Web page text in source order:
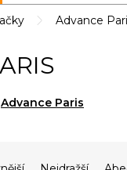
Advance
Advance Paris